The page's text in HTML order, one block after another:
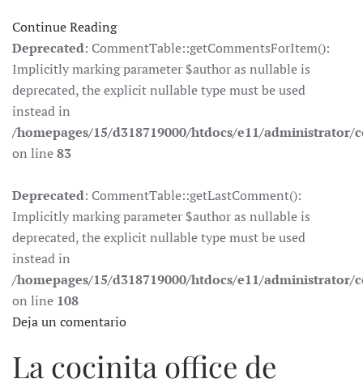
Continue Reading
Deprecated: CommentTable::getCommentsForItem():
Implicitly marking parameter $author as nullable is
deprecated, the explicit nullable type must be used
instead in
/homepages/15/d318719000/htdocs/e11/
on line83
Deprecated: CommentTable::getLastComment():
Implicitly marking parameter $author as nullable is
deprecated, the explicit nullable type must be used
instead in
/homepages/15/d318719000/htdocs/e11/
on line 108
Deja un comentario
La cocinita office de